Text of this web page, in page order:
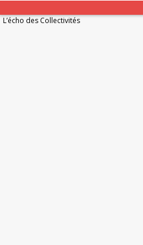
L’écho des Collectivités